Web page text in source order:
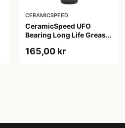
CERAMICSPEED
CeramicSpeed UFO
Bearing Long Life Grease
165,00 kr